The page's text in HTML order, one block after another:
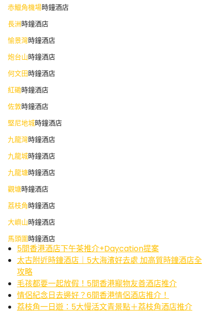
赤鱲角機場時鐘酒店
長洲時鐘酒店
愉景灣時鐘酒店
炮台山時鐘酒店
何文田時鐘酒店
紅磡時鐘酒店
佐敦時鐘酒店
堅尼地城時鐘酒店
九龍灣時鐘酒店
九龍城時鐘酒店
九龍塘時鐘酒店
觀塘時鐘酒店
荔枝角時鐘酒店
大嶼山時鐘酒店
馬頭圍時鐘酒店
5間香港酒店下午茶推介+Daycation提案
太古附近時鐘酒店｜5大海濱好去處 加高質時鐘酒店全
攻略
毛孩都要一起放假！5間香港寵物友善酒店推介
情侶紀念日去邊好？6間香港情侶酒店推介！
荔枝角一日遊：5大慢活文青景點＋荔枝角酒店推介